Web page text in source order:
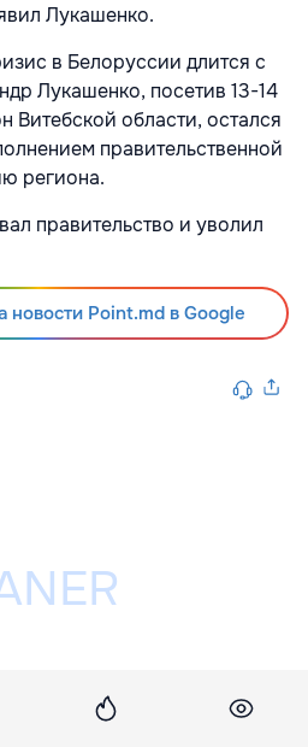
Лукашенко.
в Белоруссии длится с
Лукашенко, посетив 13-14
Витебской области, остался
правительственной
региона.
правительство и уволил
новости Point.md в Google